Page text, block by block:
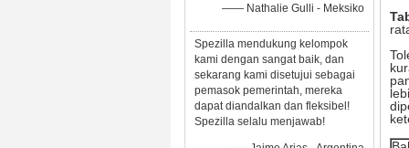
—— Nathalie Gulli - Meksiko
Spezilla mendukung kelompok
kami dengan sangat baik, dan
sekarang kami disetujui sebagai
pemasok pemerintah, mereka
dapat diandalkan dan fleksibel!
Spezilla selalu menjawab!